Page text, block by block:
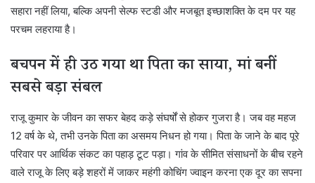
सहारा नहीं लिया, बल्कि अपनी सेल्फ स्टडी और मजबूत इच्छाशक्ति के दम पर यह
परचम लहराया है।
बचपन में ही उठ गया था पिता का साया, मां बनीं
सबसे बड़ा संबल
राजू कुमार के जीवन का सफर बेहद कड़े संघर्षों से होकर गुजरा है। जब वह महज
12 वर्ष के थे, तभी उनके पिता का असमय निधन हो गया। पिता के जाने के बाद पूरे
परिवार पर आर्थिक संकट का पहाड़ टूट पड़ा। गांव के सीमित संसाधनों के बीच रहने
वाले राजू के लिए बड़े शहरों में जाकर महंगी कोचिंग ज्वाइन करना एक दूर का सपना